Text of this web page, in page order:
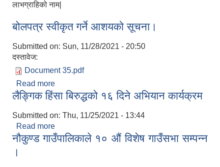
लाभग्राहिको नाम|
बोलपत्र स्वीकृत गर्ने आशयको सूचना।
Submitted on: Sun, 11/28/2021 - 20:50
दस्तावेज:
Document 35.pdf
Read more
लैङ्गिक हिंसा बिरुद्धको १६ दिने अभियान कार्यक्रम
Submitted on: Thu, 11/25/2021 - 13:44
Read more
नौकुण्ड गाउँपालिकाले १० औं विशेष गाउँसभा सम्पन्न
।